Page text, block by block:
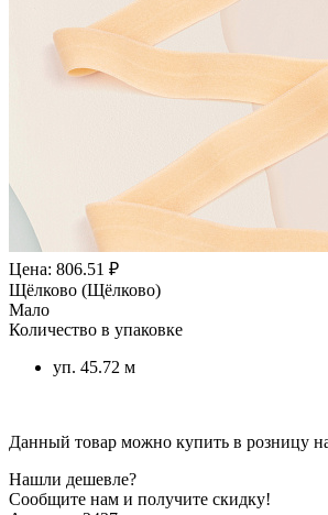
Цена: 806.51 ₽
Щёлково (Щёлково)
Мало
Количество в упаковке
уп. 45.72 м
Данный товар можно купить в розницу
Нашли дешевле?
Сообщите нам и получите скидку!